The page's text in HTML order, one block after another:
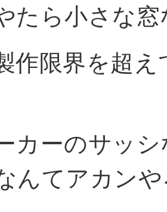
たら小さな
作限界を超
カーのサッ
んてアカン